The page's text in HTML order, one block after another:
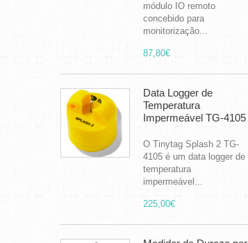
módulo IO remoto
concebido para
monitorização...
87,80€
Data Logger de
Temperatura
Impermeável TG-4105
O Tinytag Splash 2 TG-
4105 é um data logger de
temperatura
impermeável...
225,00€